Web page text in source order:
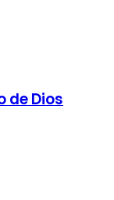
de Dios